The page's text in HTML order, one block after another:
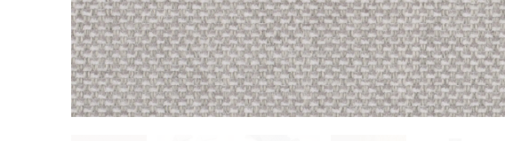
ПОЛЕЗНАЯ ИНФОРМАЦИЯ
Брошюры
для прессы
Работа
рассылка
ISSUU